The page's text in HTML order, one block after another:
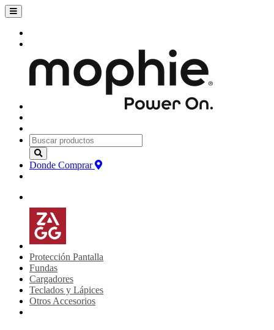
Donde Comprar
Protección Pantalla
Fundas
Cargadores
Teclados y Lápices
Otros Accesorios